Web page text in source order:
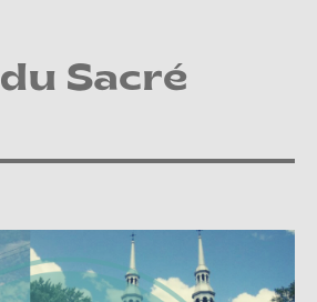
Sacré